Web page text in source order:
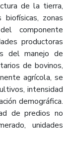
de la tierra,
zonas
componente
productoras
del manejo de
de bovinos,
agrícola, se
intensidad
demográfica.
de predios no
unidades